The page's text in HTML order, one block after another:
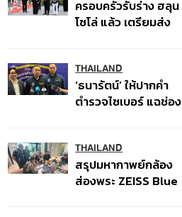
ครอบครัวรับร่าง ฮลุน
โซโล่ แล้ว เตรียมส่ง
THAILAND
‘ธนารัตน์’ ให้ปากคำ
ตำรวจไซเบอร์ แฉช่อง
THAILAND
สรุปมหากาพย์กล้อง
ส่องพระ ZEISS Blue